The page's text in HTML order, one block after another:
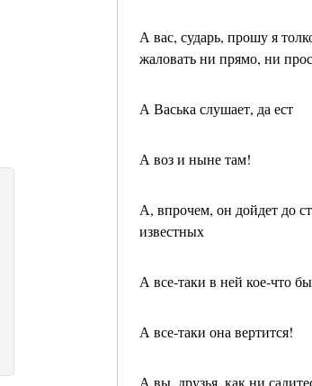
А вас, сударь, прошу я
жаловать ни прямо, ни
А Васька слушает, да ест
А воз и ныне там!
А, впрочем, он дойдет до
известных
А все-таки в ней кое-что
А все-таки она вертится!
А вы, друзья, как ни